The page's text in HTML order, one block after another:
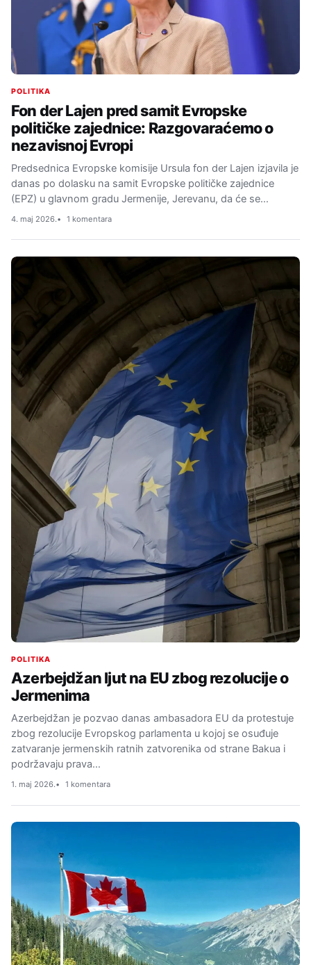
POLITIKA
Fon der Lajen pred samit Evropske
političke zajednice: Razgovaraćemo o
nezavisnoj Evropi
Predsednica Evropske komisije Ursula fon der Lajen izjavila je
danas po dolasku na samit Evropske političke zajednice
(EPZ) u glavnom gradu Jermenije, Jerevanu, da će se…
4. maj 2026. 1 komentara
POLITIKA
Azerbejdžan ljut na EU zbog rezolucije o
Jermenima
Azerbejdžan je pozvao danas ambasadora EU da protestuje
zbog rezolucije Evropskog parlamenta u kojoj se osuđuje
zatvaranje jermenskih ratnih zatvorenika od strane Bakua i
podržavaju prava…
1. maj 2026. 1 komentara